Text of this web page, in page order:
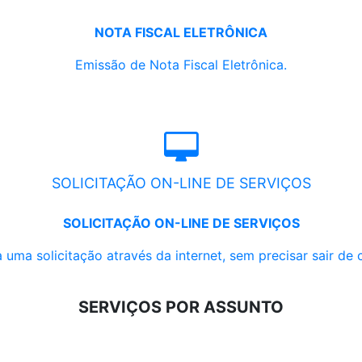
NOTA FISCAL ELETRÔNICA
Emissão de Nota Fiscal Eletrônica.
SOLICITAÇÃO ON-LINE DE SERVIÇOS
SOLICITAÇÃO ON-LINE DE SERVIÇOS
uma solicitação através da internet, sem precisar sair de
SERVIÇOS POR ASSUNTO